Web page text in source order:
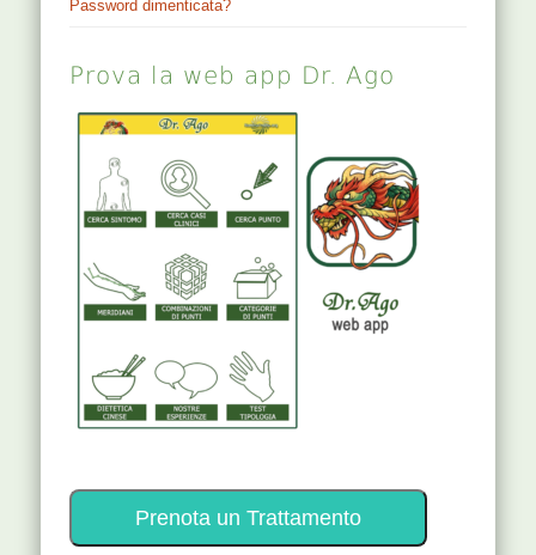
Password dimenticata?
Prova la web app Dr. Ago
Prenota un Trattamento